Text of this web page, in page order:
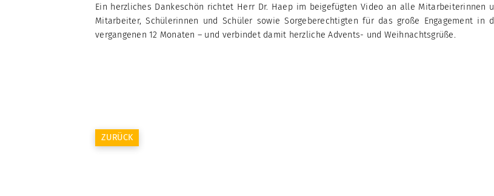
Ein herzliches Dankeschön richtet Herr Dr. Haep im beigefügten Video an alle Mitarbeiterinnen
Mitarbeiter, Schülerinnen und Schüler sowie Sorgeberechtigten für das große Engagement in
vergangenen 12 Monaten – und verbindet damit herzliche Advents- und Weihnachtsgrüße.
ZURÜCK